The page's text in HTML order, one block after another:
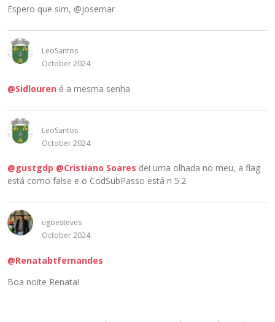
Espero que sim, @josemar
LeoSantos
October 2024
@Sidlouren é a mesma senha
LeoSantos
October 2024
@gustgdp @Cristiano Soares dei uma olhada no meu, a flag
está como false e o CodSubPasso está n 5.2
ugoesteves
October 2024
@Renatabtfernandes
Boa noite Renata!